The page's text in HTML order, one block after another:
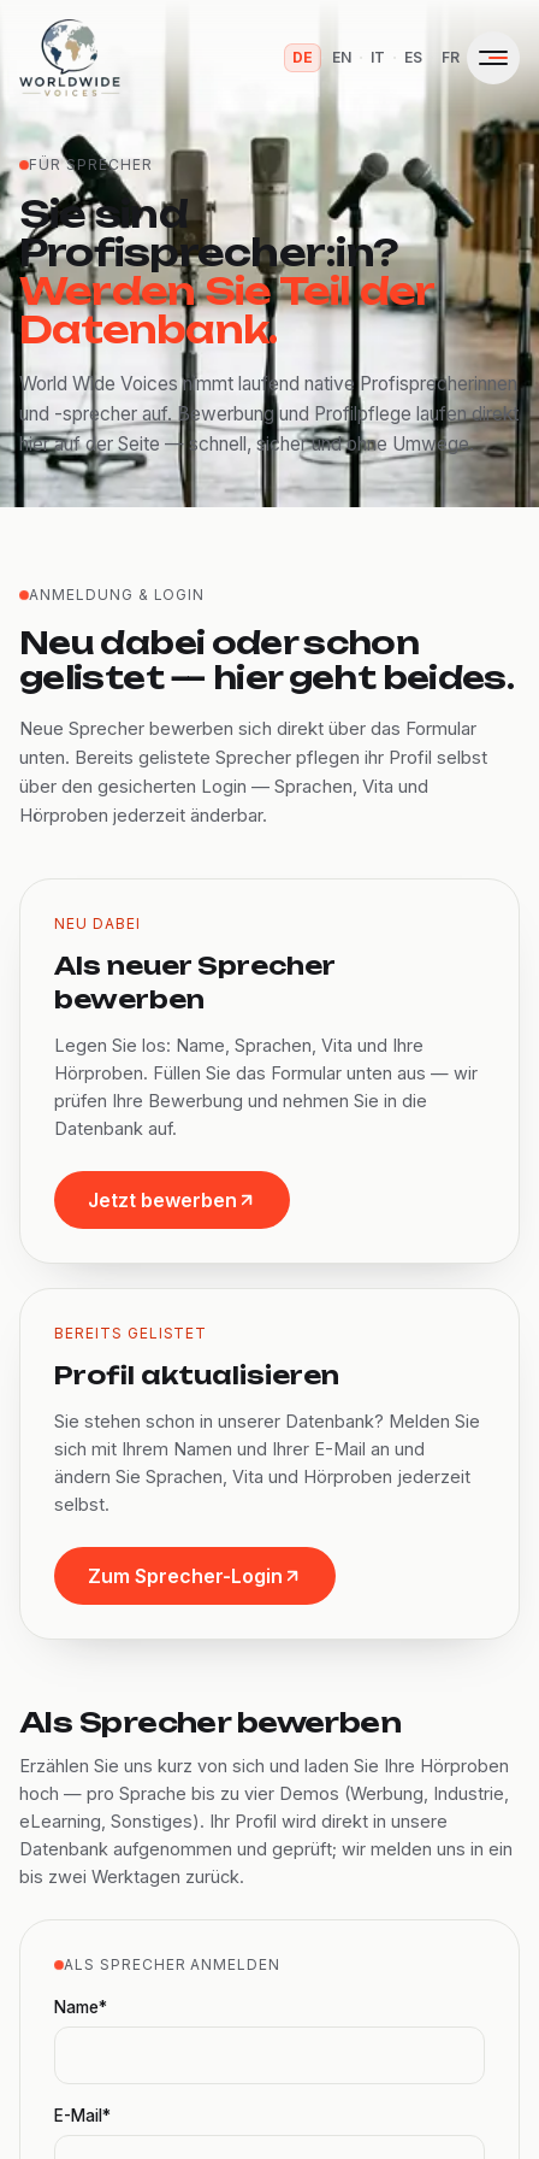
DE EN · IT · ES FR
FÜR SPRECHER
Sie sind
Profisprecher:in?
Werden Sie Teil der
Datenbank.
World Wide Voices nimmt laufend native Profisprecherinnen
und -sprecher auf. Bewerbung und Profilpflege laufen direkt
hier auf der Seite — schnell, sicher und ohne Umwege.
ANMELDUNG & LOGIN
Neu dabei oder schon
gelistet — hier geht beides.
Neue Sprecher bewerben sich direkt über das Formular
unten. Bereits gelistete Sprecher pflegen ihr Profil selbst
über den gesicherten Login — Sprachen, Vita und
Hörproben jederzeit änderbar.
NEU DABEI
Als neuer Sprecher
bewerben
Legen Sie los: Name, Sprachen, Vita und Ihre
Hörproben. Füllen Sie das Formular unten aus — wir
prüfen Ihre Bewerbung und nehmen Sie in die
Datenbank auf.
Jetzt bewerben
BEREITS GELISTET
Profil aktualisieren
Sie stehen schon in unserer Datenbank? Melden Sie
sich mit Ihrem Namen und Ihrer E-Mail an und
ändern Sie Sprachen, Vita und Hörproben jederzeit
selbst.
Zum Sprecher-Login
Als Sprecher bewerben
Erzählen Sie uns kurz von sich und laden Sie Ihre Hörproben
hoch — pro Sprache bis zu vier Demos (Werbung, Industrie,
eLearning, Sonstiges). Ihr Profil wird direkt in unsere
Datenbank aufgenommen und geprüft; wir melden uns in ein
bis zwei Werktagen zurück.
ALS SPRECHER ANMELDEN
Name*
E-Mail*